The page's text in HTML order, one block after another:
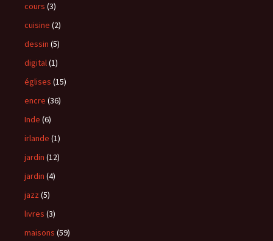
cours (3)
cuisine (2)
dessin (5)
digital(1)
églises (15)
encre (36)
Inde (6)
irlande (1)
jardin (12)
jardin (4)
jazz (5)
livres (3)
maisons (59)